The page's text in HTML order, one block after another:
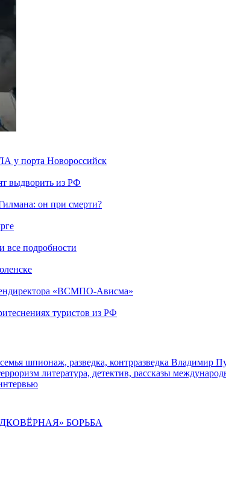
у порта Новороссийск
выдворить из РФ
он при смерти?
все подробности
«ВСМПО-Ависма»
туристов из РФ
шпионаж, разведка, контрразведка Владимир
литература, детектив, рассказы
БОРЬБА